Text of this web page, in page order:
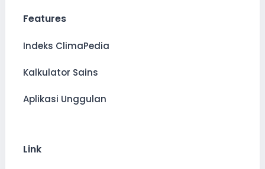
Features
Indeks ClimaPedia
Kalkulator Sains
Aplikasi Unggulan
Link